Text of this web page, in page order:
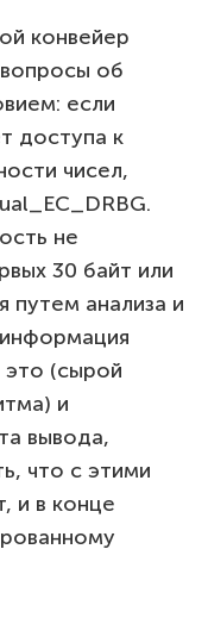
конвейер
об
если
доступа к
чисел,
не
30 байт или
путем анализа и
это (сырой
и
вывода,
что с этими
и в конце